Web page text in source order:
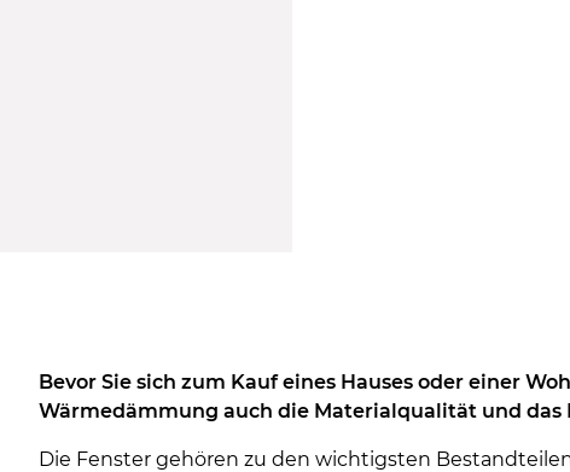
Bevor Sie sich zum Kauf eines Hauses oder einer
Wärmedämmung auch die Materialqualität und das
Die Fenster gehören zu den wichtigsten